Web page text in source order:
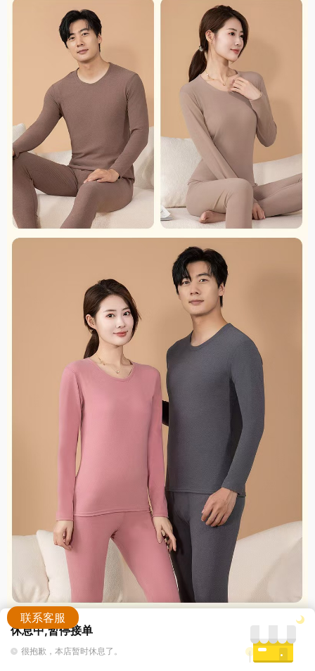
联系客服
加入购物车 立即购买
休息中,暂停接单
很抱歉，本店暂时休息了。